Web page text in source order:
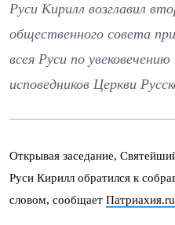
Руси Кирилл возглавил
общественного совета
всея Руси по
исповедников Церкви
Открывая заседание,
Руси Кирилл обратился к
словом, сообщает